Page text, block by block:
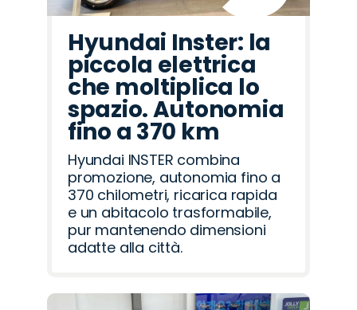
Hyundai Inster: la
piccola elettrica
che moltiplica lo
spazio. Autonomia
fino a 370 km
Hyundai INSTER combina
promozione, autonomia fino a
370 chilometri, ricarica rapida
e un abitacolo trasformabile,
pur mantenendo dimensioni
adatte alla città.